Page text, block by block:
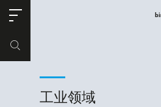
物车
工业领域